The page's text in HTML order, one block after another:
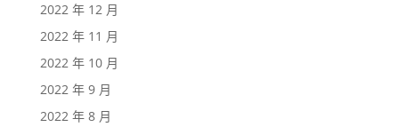
2022 年 12 月
2022 年 11 月
2022 年 10 月
2022 年 9 月
2022 年 8 月